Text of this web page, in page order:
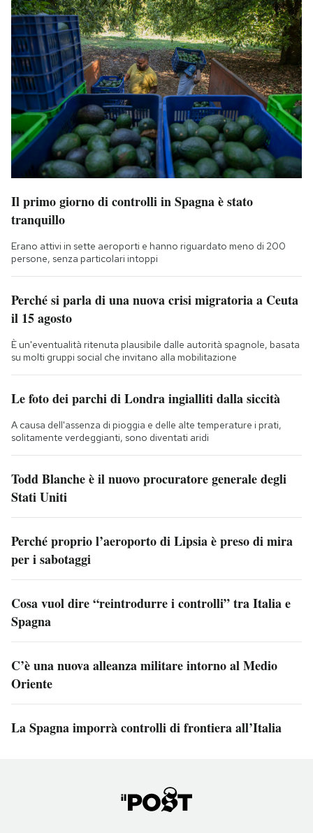
Il primo giorno di controlli in Spagna è stato
tranquillo
Erano attivi in sette aeroporti e hanno riguardato meno di 200
persone, senza particolari intoppi
Perché si parla di una nuova crisi migratoria a Ceuta
il 15 agosto
È un'eventualità ritenuta plausibile dalle autorità spagnole, basata
su molti gruppi social che invitano alla mobilitazione
Le foto dei parchi di Londra ingialliti dalla siccità
A causa dell'assenza di pioggia e delle alte temperature i prati,
solitamente verdeggianti, sono diventati aridi
Todd Blanche è il nuovo procuratore generale degli
Stati Uniti
Perché proprio l’aeroporto di Lipsia è preso di mira
per i sabotaggi
Cosa vuol dire “reintrodurre i controlli” tra Italia e
Spagna
C’è una nuova alleanza militare intorno al Medio
Oriente
La Spagna imporrà controlli di frontiera all’Italia